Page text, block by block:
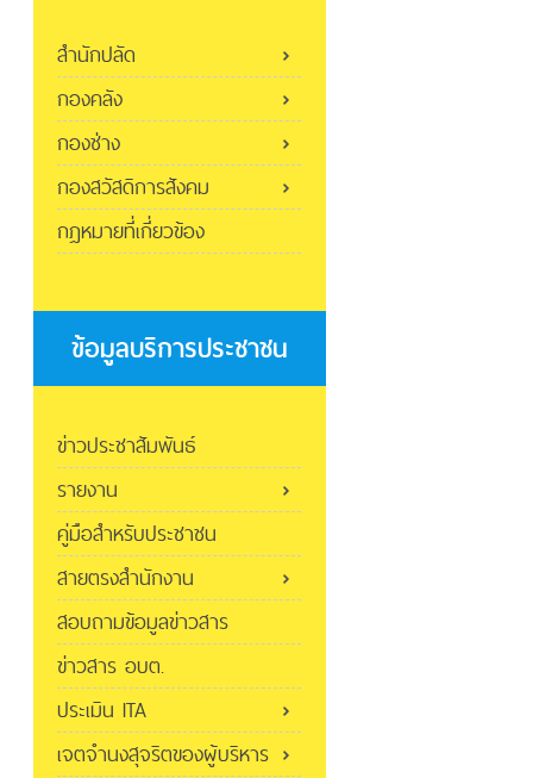
สำนักปลัด
กองคลัง
กองช่าง
กองสวัสดิการสังคม
กฎหมายที่เกี่ยวข้อง
ข้อมูลบริการประชาชน
ข่าวประชาสัมพันธ์
รายงาน
คู่มือสำหรับประชาชน
สายตรงสำนักงาน
สอบถามข้อมูลข่าวสาร
ข่าวสาร อบต.
ประเมิน ITA
เจตจำนงสุจริตของผู้บริหาร